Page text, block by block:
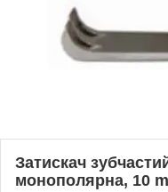
Затискач
монополярна, 10